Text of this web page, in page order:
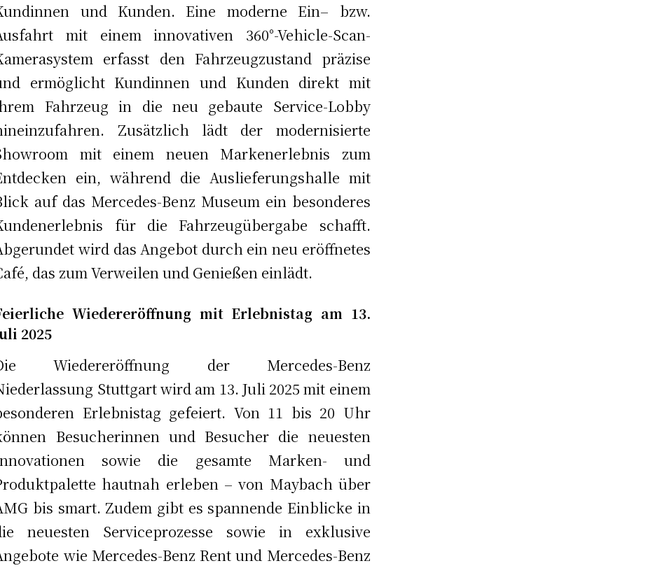
und Kunden. Eine moderne Ein– bzw.
mit einem innovativen 360°-Vehicle-Scan-
erfasst den Fahrzeugzustand präzise
ermöglicht Kundinnen und Kunden direkt mit
Fahrzeug in die neu gebaute Service-Lobby
Zusätzlich lädt der modernisierte
mit einem neuen Markenerlebnis zum
ein, während die Auslieferungshalle mit
auf das Mercedes-Benz Museum ein besonderes
für die Fahrzeugübergabe schafft.
wird das Angebot durch ein neu eröffnetes
das zum Verweilen und Genießen einlädt.
Wiedereröffnung mit Erlebnistag am 13.
2025
Wiedereröffnung der Mercedes-Benz
Stuttgart wird am 13. Juli 2025 mit einem
Erlebnistag gefeiert. Von 11 bis 20 Uhr
Besucherinnen und Besucher die neuesten
sowie die gesamte Marken- und
hautnah erleben – von Maybach über
bis smart. Zudem gibt es spannende Einblicke in
neuesten Serviceprozesse sowie in exklusive
wie Mercedes-Benz Rent und Mercedes-Benz